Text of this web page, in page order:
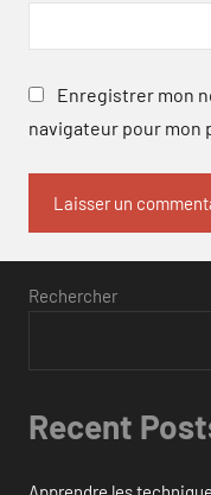
Enregistrer mon
navigateur pour mon
Rechercher
Recent